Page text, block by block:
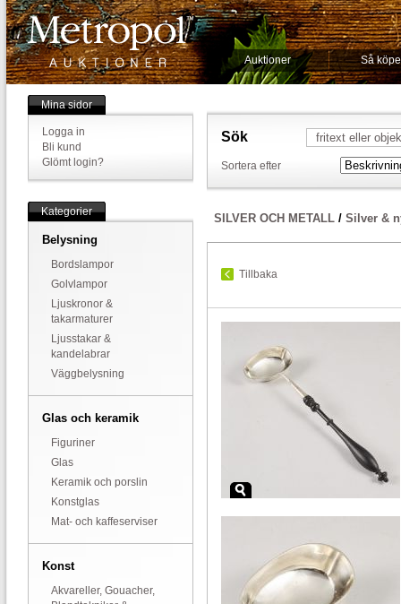
Auktioner Så
Mina sidor
Logga in
Bli kund
Glömt login?
Kategorier
Belysning
Bordslampor
Golvlampor
Ljuskronor &
takarmaturer
Ljusstakar &
kandelabrar
Väggbelysning
Glas och keramik
Figuriner
Glas
Keramik och porslin
Konstglas
Mat- och kaffeserviser
Konst
Akvareller, Gouacher,
Sök
Sortera efter
SILVER OCH METALL / Silver &
Tillbaka